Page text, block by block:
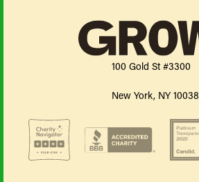
100 Gold St #3300
New York, NY 10038